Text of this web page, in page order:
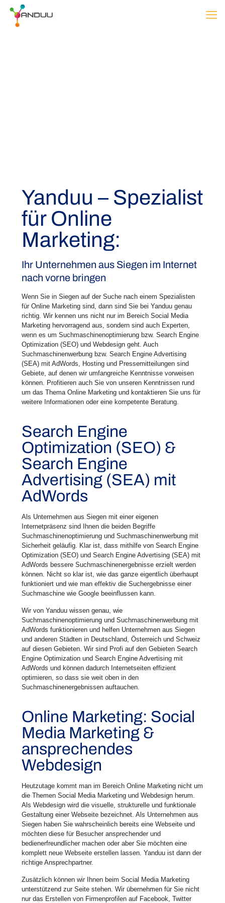
Yanduu – Spezialist
für Online
Marketing:
Ihr Unternehmen aus Siegen im Internet
nach vorne bringen
Wenn Sie in Siegen auf der Suche nach einem Spezialisten
für Online Marketing sind, dann sind Sie bei Yanduu genau
richtig. Wir kennen uns nicht nur im Bereich Social Media
Marketing hervorragend aus, sondern sind auch Experten,
wenn es um Suchmaschinenoptimierung bzw. Search Engine
Optimization (SEO) und Webdesign geht. Auch
Suchmaschinenwerbung bzw. Search Engine Advertising
(SEA) mit AdWords, Hosting und Pressemitteilungen sind
Gebiete, auf denen wir umfangreiche Kenntnisse vorweisen
können. Profitieren auch Sie von unseren Kenntnissen rund
um das Thema Online Marketing und kontaktieren Sie uns für
weitere Informationen oder eine kompetente Beratung.
Search Engine
Optimization (SEO) &
Search Engine
Advertising (SEA) mit
AdWords
Als Unternehmen aus Siegen mit einer eigenen
Internetpräsenz sind Ihnen die beiden Begriffe
Suchmaschinenoptimierung und Suchmaschinenwerbung mit
Sicherheit geläufig. Klar ist, dass mithilfe von Search Engine
Optimization (SEO) und Search Engine Advertising (SEA) mit
AdWords bessere Suchmaschinenergebnisse erzielt werden
können. Nicht so klar ist, wie das ganze eigentlich überhaupt
funktioniert und wie man effektiv die Suchergebnisse einer
Suchmaschine wie Google beeinflussen kann.
Wir von Yanduu wissen genau, wie
Suchmaschinenoptimierung und Suchmaschinenwerbung mit
AdWords funktionieren und helfen Unternehmen aus Siegen
und anderen Städten in Deutschland, Österreich und Schweiz
auf diesen Gebieten. Wir sind Profi auf den Gebieten Search
Engine Optimization und Search Engine Advertising mit
AdWords und können dadurch Internetseiten effizient
optimieren, so dass sie weit oben in den
Suchmaschinenergebnissen auftauchen.
Online Marketing: Social
Media Marketing &
ansprechendes
Webdesign
Heutzutage kommt man im Bereich Online Marketing nicht um
die Themen Social Media Marketing und Webdesign herum.
Als Webdesign wird die visuelle, strukturelle und funktionale
Gestaltung einer Webseite bezeichnet. Als Unternehmen aus
Siegen haben Sie wahrscheinlich bereits eine Webseite und
möchten diese für Besucher ansprechender und
bedienerfreundlicher machen oder aber Sie möchten eine
komplett neue Webseite erstellen lassen. Yanduu ist dann der
richtige Ansprechpartner.
Zusätzlich können wir Ihnen beim Social Media Marketing
unterstützend zur Seite stehen. Wir übernehmen für Sie nicht
nur das Erstellen von Firmenprofilen auf Facebook, Twitter